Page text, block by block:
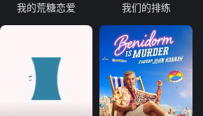
我的荒糖恋爱 我们的排练